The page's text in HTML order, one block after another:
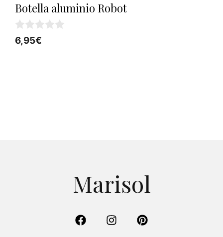
Botella aluminio Robot
0
d
6,95€
Marisol